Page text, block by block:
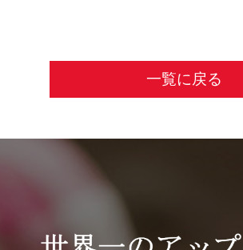
一覧に戻る